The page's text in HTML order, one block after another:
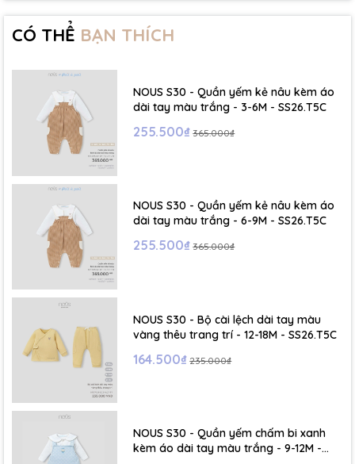
15Kg
17Kg
- Size 4 - 5Y: ( Viết tắt: 4Y) chiều cao: 107 - 114cm ~ cân nặng: 17
- Size 5 - 6Y: ( Viết tắt: 5Y) chiều cao: 114 - 122cm ~ cân nặng: 19
☁️ Bảng Size Mũ, Giày và Phụ kiện :
- NB : Dưới 6 kg
- Size S: 0-6 tháng
- Size M : 6-12 tháng
- Size L : 12-24 tháng
- Size XL :2- 6 tuổi
CÓ THỂ BẠN THÍCH
NOUS S30 - Quần yếm kẻ nâu kèm áo
dài tay màu trắng - 3-6M - SS26.T5C
255.500₫ 365.000₫
NOUS S30 - Quần yếm kẻ nâu kèm áo
dài tay màu trắng - 6-9M - SS26.T5C
255.500₫ 365.000₫
NOUS S30 - Bộ cài lệch dài tay màu
vàng thêu trang trí - 12-18M - SS26.T5C
164.500₫ 235.000₫
NOUS S30 - Quần yếm chấm bi xanh
kèm áo dài tay màu trắng - 9-12M -